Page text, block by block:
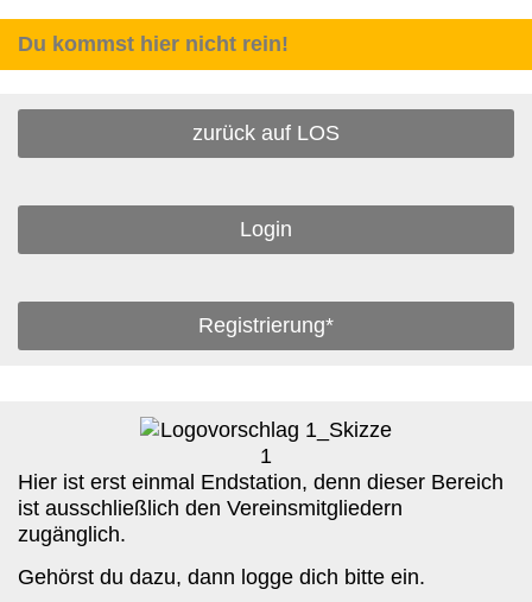
Du kommst hier nicht rein!
zurück auf LOS
Login
Registrierung*
Hier ist erst einmal Endstation, denn dieser Bereich
ist ausschließlich den Vereinsmitgliedern
zugänglich.
Gehörst du dazu, dann logge dich bitte ein.